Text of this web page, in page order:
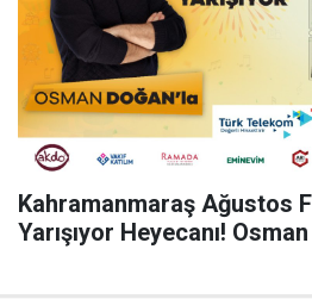
Kahramanmaraş Ağustos
Yarışıyor Heyecanı!